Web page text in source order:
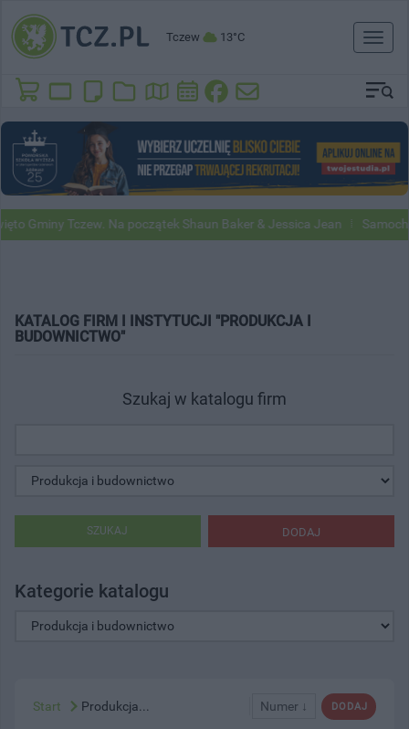
Tczew 13°C
Toggle
Tczew. Na początek Shaun Baker & Jessica Jean Samochody
KATALOG FIRM I INSTYTUCJI "PRODUKCJA I
BUDOWNICTWO"
Szukaj w katalogu firm
DODAJ
SZUKAJ
Kategorie katalogu
DODAJ
Numer ↓
Start Produkcja...